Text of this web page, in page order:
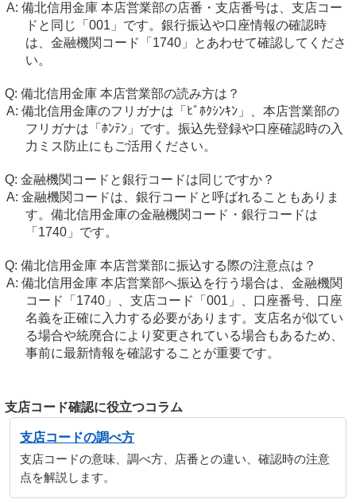
備北信用金庫 本店営業部の店番・支店番号は、支店コー
ドと同じ「001」です。銀行振込や口座情報の確認時
は、金融機関コード「1740」とあわせて確認してくださ
い。
備北信用金庫 本店営業部の読み方は？
備北信用金庫のフリガナは「ﾋﾞﾎｸｼﾝｷﾝ」、本店営業部の
フリガナは「ﾎﾝﾃﾝ」です。振込先登録や口座確認時の入
力ミス防止にもご活用ください。
金融機関コードと銀行コードは同じですか？
金融機関コードは、銀行コードと呼ばれることもありま
す。備北信用金庫の金融機関コード・銀行コードは
「1740」です。
備北信用金庫 本店営業部に振込する際の注意点は？
備北信用金庫 本店営業部へ振込を行う場合は、金融機関
コード「1740」、支店コード「001」、口座番号、口座
名義を正確に入力する必要があります。支店名が似てい
る場合や統廃合により変更されている場合もあるため、
事前に最新情報を確認することが重要です。
支店コード確認に役立つコラム
支店コードの調べ方
支店コードの意味、調べ方、店番との違い、確認時の注意
点を解説します。